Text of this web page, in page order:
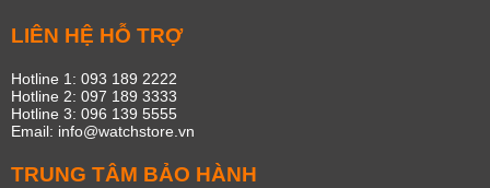
LIÊN HỆ HỖ TRỢ
Hotline 1: 093 189 2222
Hotline 2: 097 189 3333
Hotline 3: 096 139 5555
Email: info@watchstore.vn
TRUNG TÂM BẢO HÀNH